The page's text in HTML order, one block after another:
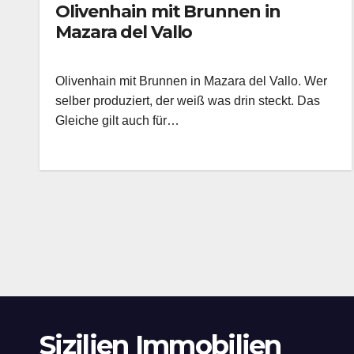
Olivenhain mit Brunnen in
Mazara del Vallo
Olivenhain mit Brunnen in Mazara del Vallo. Wer
selber produziert, der weiß was drin steckt. Das
Gleiche gilt auch für…
Sizilien Immobilien